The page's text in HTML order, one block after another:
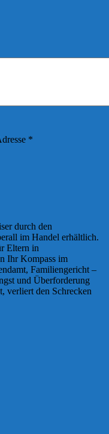
*
durch den
im Handel erhältlich.
Eltern in
Ihr Kompass im
Familiengericht –
und Überforderung
verliert den Schrecken